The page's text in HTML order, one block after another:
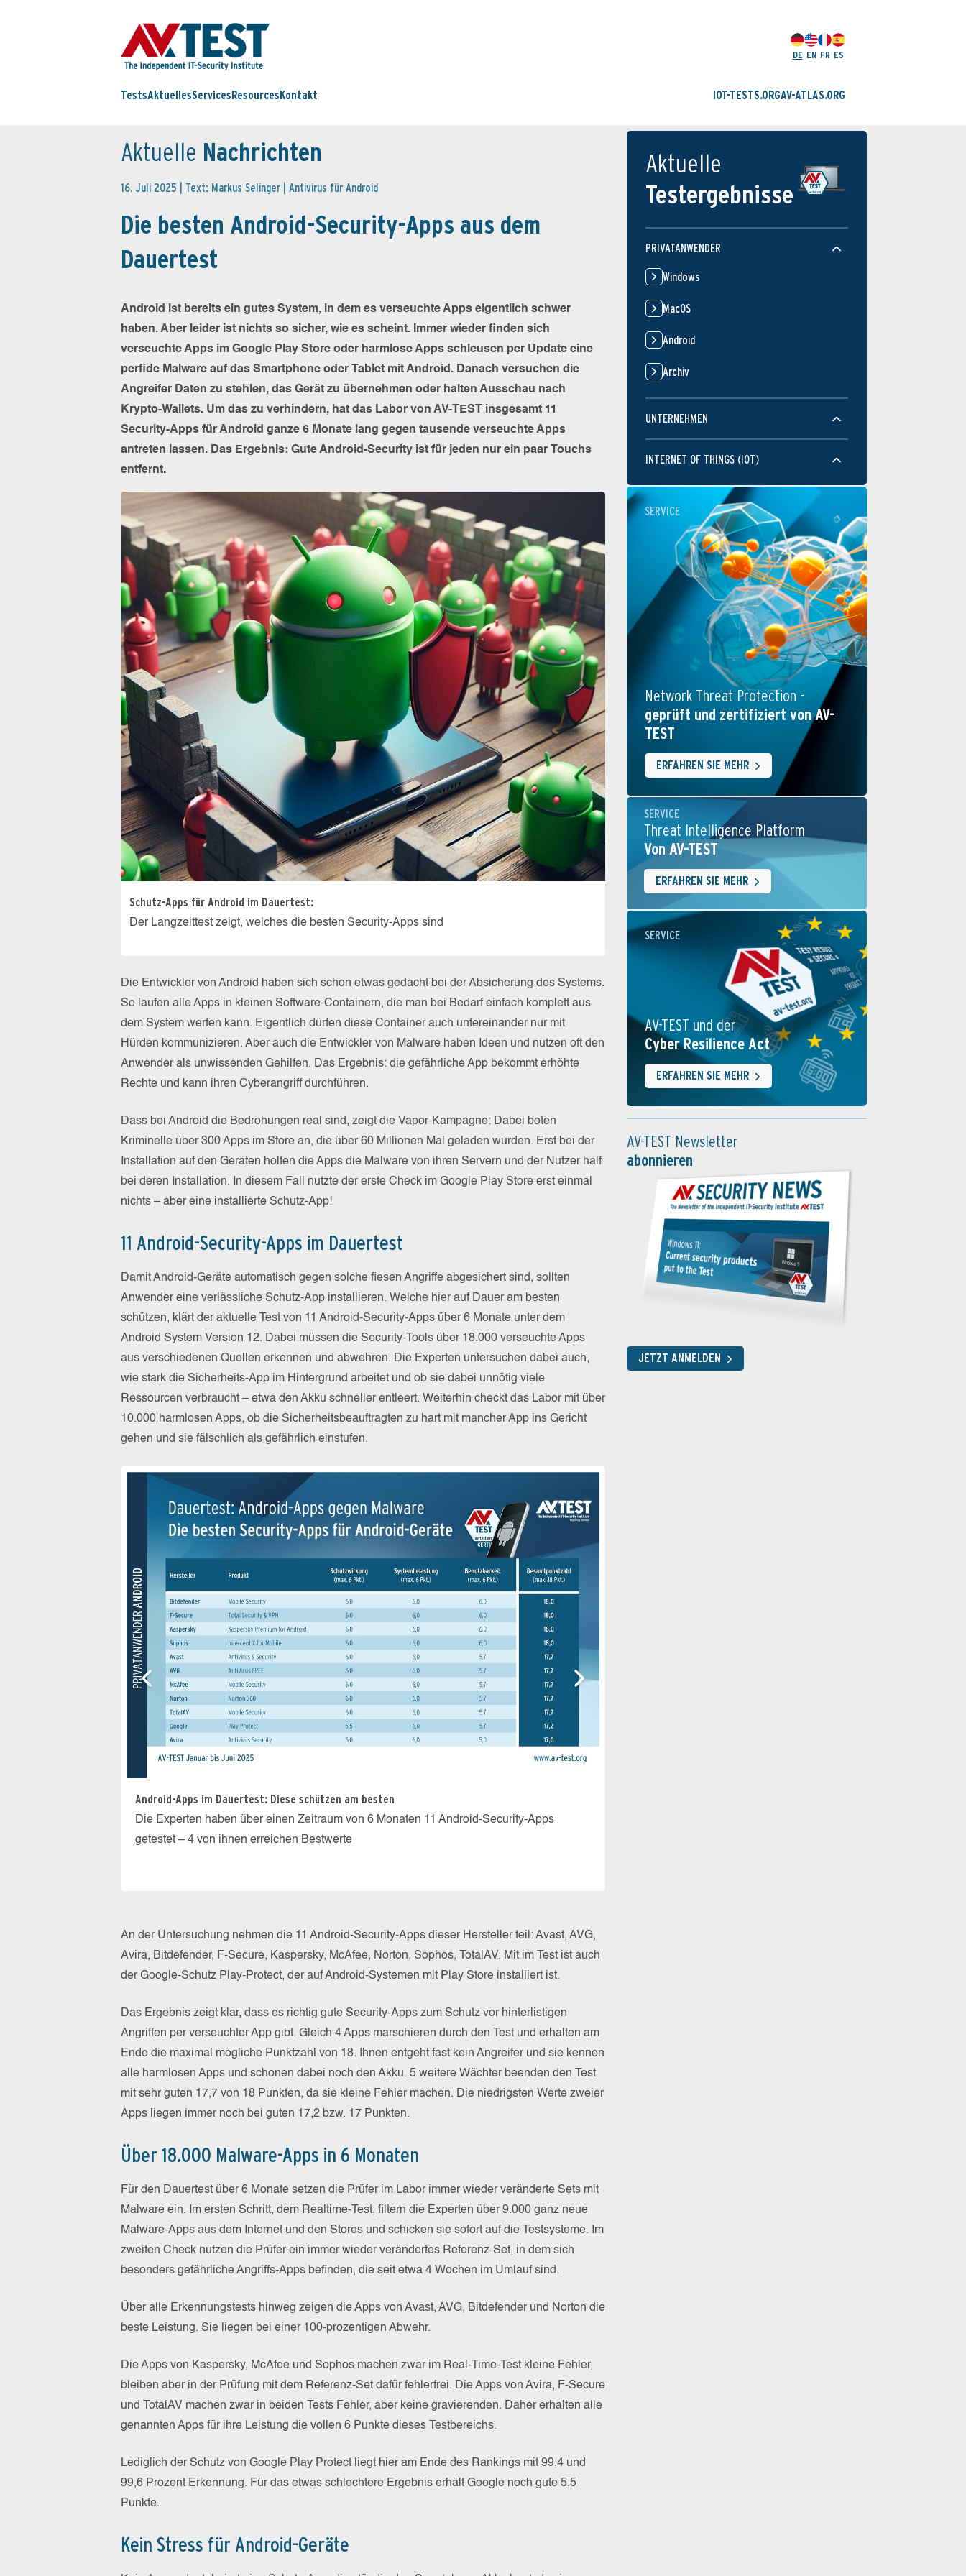
DE EN FR ES
TestsAktuellesServices Resources Kontakt IOT-TESTS.ORGAV-ATLAS.ORG
Aktuelle Nachrichten
16. Juli 2025 | Text: Markus Selinger | Antivirus für Android
Die besten Android-Security-Apps aus dem
Dauertest
Android ist bereits ein gutes System, in dem es verseuchte Apps eigentlich schwer
haben. Aber leider ist nichts so sicher, wie es scheint. Immer wieder finden sich
verseuchte Apps im Google Play Store oder harmlose Apps schleusen per Update eine
perfide Malware auf das Smartphone oder Tablet mit Android. Danach versuchen die
Angreifer Daten zu stehlen, das Gerät zu übernehmen oder halten Ausschau nach
Krypto-Wallets. Um das zu verhindern, hat das Labor von AV-TEST insgesamt 11
Security-Apps für Android ganze 6 Monate lang gegen tausende verseuchte Apps
antreten lassen. Das Ergebnis: Gute Android-Security ist für jeden nur ein paar Touchs
entfernt.
Schutz-Apps für Android im Dauertest:
Der Langzeittest zeigt, welches die besten Security-Apps sind
Die Entwickler von Android haben sich schon etwas gedacht bei der Absicherung des Systems.
So laufen alle Apps in kleinen Software-Containern, die man bei Bedarf einfach komplett aus
dem System werfen kann. Eigentlich dürfen diese Container auch untereinander nur mit
Hürden kommunizieren. Aber auch die Entwickler von Malware haben Ideen und nutzen oft den
Anwender als unwissenden Gehilfen. Das Ergebnis: die gefährliche App bekommt erhöhte
Rechte und kann ihren Cyberangriff durchführen.
Dass bei Android die Bedrohungen real sind, zeigt die Vapor-Kampagne: Dabei boten
Kriminelle über 300 Apps im Store an, die über 60 Millionen Mal geladen wurden. Erst bei der
Installation auf den Geräten holten die Apps die Malware von ihren Servern und der Nutzer half
bei deren Installation. In diesem Fall nutzte der erste Check im Google Play Store erst einmal
nichts – aber eine installierte Schutz-App!
11 Android-Security-Apps im Dauertest
Damit Android-Geräte automatisch gegen solche fiesen Angriffe abgesichert sind, sollten
Anwender eine verlässliche Schutz-App installieren. Welche hier auf Dauer am besten
schützen, klärt der aktuelle Test von 11 Android-Security-Apps über 6 Monate unter dem
Android System Version 12. Dabei müssen die Security-Tools über 18.000 verseuchte Apps
aus verschiedenen Quellen erkennen und abwehren. Die Experten untersuchen dabei auch,
wie stark die Sicherheits-App im Hintergrund arbeitet und ob sie dabei unnötig viele
Ressourcen verbraucht – etwa den Akku schneller entleert. Weiterhin checkt das Labor mit über
10.000 harmlosen Apps, ob die Sicherheitsbeauftragten zu hart mit mancher App ins Gericht
gehen und sie fälschlich als gefährlich einstufen.
Android-Apps im Dauertest: Diese schützen am besten
Die Experten haben über einen Zeitraum von 6 Monaten 11 Android-Security-Apps
getestet – 4 von ihnen erreichen Bestwerte
An der Untersuchung nehmen die 11 Android-Security-Apps dieser Hersteller teil: Avast, AVG,
Avira, Bitdefender, F-Secure, Kaspersky, McAfee, Norton, Sophos, TotalAV. Mit im Test ist auch
der Google-Schutz Play-Protect, der auf Android-Systemen mit Play Store installiert ist.
Das Ergebnis zeigt klar, dass es richtig gute Security-Apps zum Schutz vor hinterlistigen
Angriffen per verseuchter App gibt. Gleich 4 Apps marschieren durch den Test und erhalten am
Ende die maximal mögliche Punktzahl von 18. Ihnen entgeht fast kein Angreifer und sie kennen
alle harmlosen Apps und schonen dabei noch den Akku. 5 weitere Wächter beenden den Test
mit sehr guten 17,7 von 18 Punkten, da sie kleine Fehler machen. Die niedrigsten Werte zweier
Apps liegen immer noch bei guten 17,2 bzw. 17 Punkten.
Über 18.000 Malware-Apps in 6 Monaten
Für den Dauertest über 6 Monate setzen die Prüfer im Labor immer wieder veränderte Sets mit
Malware ein. Im ersten Schritt, dem Realtime-Test, filtern die Experten über 9.000 ganz neue
Malware-Apps aus dem Internet und den Stores und schicken sie sofort auf die Testsysteme. Im
zweiten Check nutzen die Prüfer ein immer wieder verändertes Referenz-Set, in dem sich
besonders gefährliche Angriffs-Apps befinden, die seit etwa 4 Wochen im Umlauf sind.
Über alle Erkennungstests hinweg zeigen die Apps von Avast, AVG, Bitdefender und Norton die
beste Leistung. Sie liegen bei einer 100-prozentigen Abwehr.
Die Apps von Kaspersky, McAfee und Sophos machen zwar im Real-Time-Test kleine Fehler,
bleiben aber in der Prüfung mit dem Referenz-Set dafür fehlerfrei. Die Apps von Avira, F-Secure
und TotalAV machen zwar in beiden Tests Fehler, aber keine gravierenden. Daher erhalten alle
genannten Apps für ihre Leistung die vollen 6 Punkte dieses Testbereichs.
Lediglich der Schutz von Google Play Protect liegt hier am Ende des Rankings mit 99,4 und
99,6 Prozent Erkennung. Für das etwas schlechtere Ergebnis erhält Google noch gute 5,5
Punkte.
Kein Stress für Android-Geräte
Aktuelle
Testergebnisse
PRIVATANWENDER
Windows
MacOS
Android
Archiv
UNTERNEHMEN
INTERNET OF THINGS (IOT)
SERVICE
Network Threat Protection -
geprüft und zertifiziert von AV-
TEST
ERFAHREN SIE MEHR
SERVICE
Threat Intelligence Platform
Von AV-TEST
ERFAHREN SIE MEHR
SERVICE
AV-TEST und der
Cyber Resilience Act
ERFAHREN SIE MEHR
AV-TEST Newsletter
abonnieren
JETZT ANMELDEN